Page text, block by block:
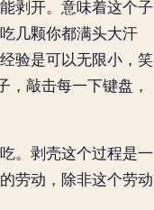
剥开。意味着这个子
几颗你都满头大汗
验是可以无限小，笑
敲击每一下键盘，
。剥壳这个过程是一
劳动，除非这个劳动